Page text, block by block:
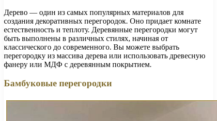
Дерево — один из самых популярных материалов для
создания декоративных перегородок. Оно придает комнате
естественность и теплоту. Деревянные перегородки могут
быть выполнены в различных стилях, начиная от
классического до современного. Вы можете выбрать
перегородку из массива дерева или использовать древесную
фанеру или МДФ с деревянным покрытием.
Бамбуковые перегородки